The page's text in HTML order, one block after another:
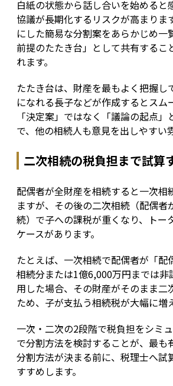
白紙の状態から話し合いを始めると
協議が長期化するリスクが高まりま
にした簡易な分割案をあらかじめ一
前提のたたき台」として共有するこ
れます。
たたき台は、財産を最もよく把握し
になれる長子などが作成するとスム
「決定案」ではなく「議論の起点」
で、他の相続人も意見を出しやすい
二次相続の税負担まで試算
配偶者が全財産を相続すると一次相
ますが、その後の二次相続（配偶者
続）で子への課税が重くなり、トー
ケースがあります。
たとえば、一次相続で配偶者が「配
相続分または1億6,000万円までは
用した場合、その財産がそのまま二
ため、子が支払う相続税が大幅に増
一次・二次の2段階で税負担をシミ
で分割方法を検討することが、最も
分割方法が決まる前に、税理士へ試
すすめします。